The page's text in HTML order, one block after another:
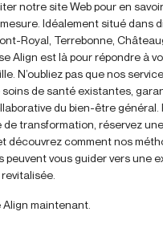
notre site Web pour en
Idéalement situé dans
Royal, Terrebonne,
Align est là pour répondre à
N’oubliez pas que nos
de santé existantes,
du bien-être général.
de transformation, réservez
découvrez comment nos
peuvent vous guider vers une
maintenant.